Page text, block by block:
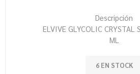
Descripción
ELVIVE GLYCOLIC CRYSTAL
ML
6 EN STOCK